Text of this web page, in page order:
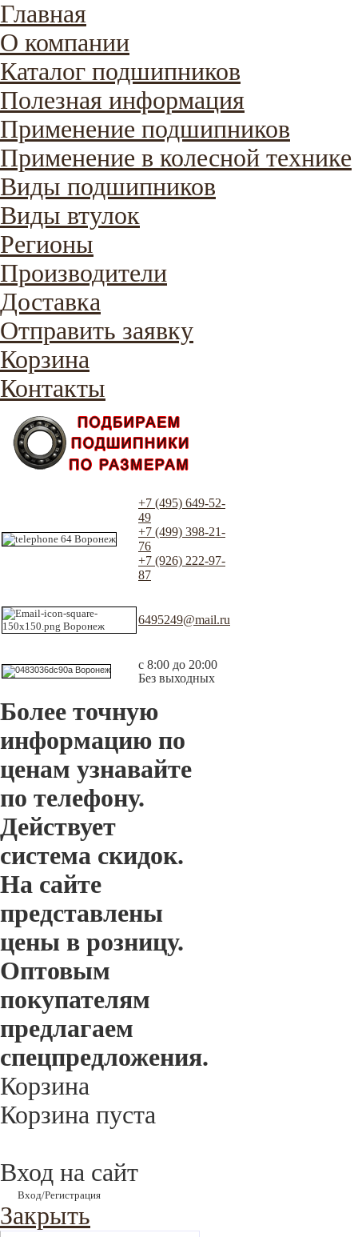
Главная
О компании
Каталог подшипников
Полезная информация
Применение подшипников
Применение в колесной технике
Виды подшипников
Виды втулок
Регионы
Производители
Доставка
Отправить заявку
Корзина
Контакты
+7 (495) 649-52-
49
+7 (499) 398-21-
76
+7 (926) 222-97-
87
6495249@mail.ru
с 8:00 до 20:00
Без выходных
Более точную
информацию по
ценам узнавайте
по телефону.
Действует
система скидок.
На сайте
представлены
цены в розницу.
Оптовым
покупателям
предлагаем
спецпредложения.
Корзина
Корзина пуста
Вход на сайт
Вход/Регистрация
Закрыть